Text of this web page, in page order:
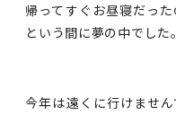
帰ってすぐお昼寝だっ
という間に夢の中でした。
今年は遠くに行けませ